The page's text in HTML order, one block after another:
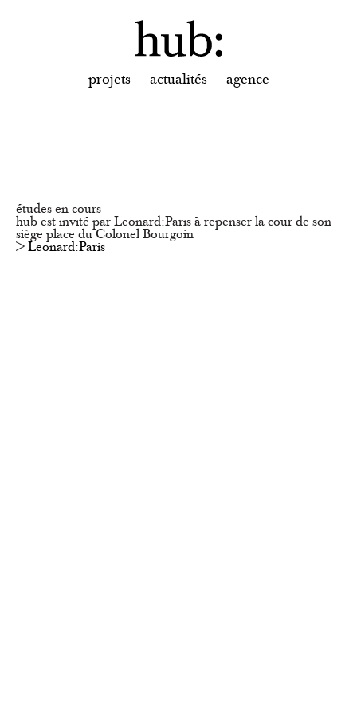
projets actualités agence
études en cours
hub est invité par Leonard:Paris à repenser la cour de son
siège place du Colonel Bourgoin
> Leonard:Paris